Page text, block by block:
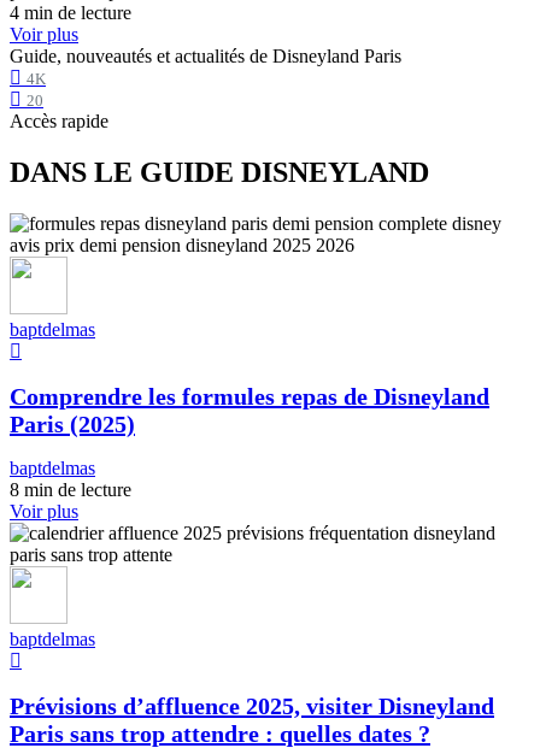
4 min de lecture
Voir plus
Guide, nouveautés et actualités de Disneyland Paris
4K
20
Accès rapide
DANS LE GUIDE DISNEYLAND
baptdelmas
Comprendre les formules repas de Disneyland
Paris (2025)
baptdelmas
8 min de lecture
Voir plus
baptdelmas
Prévisions d’affluence 2025, visiter Disneyland
Paris sans trop attendre : quelles dates ?